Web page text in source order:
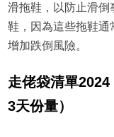
滑拖鞋，以防止滑倒
鞋，因為這些拖鞋通
增加跌倒風險。
走佬袋清單
3天份量）